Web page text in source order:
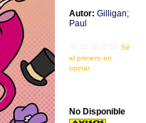
Autor: Gilligan;
Paul
Sé
el primero en
opinar
No Disponible